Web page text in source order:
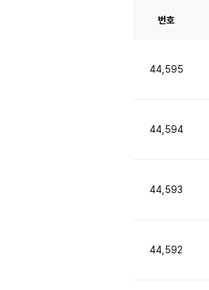
번호
44,595
44,594
44,593
44,592